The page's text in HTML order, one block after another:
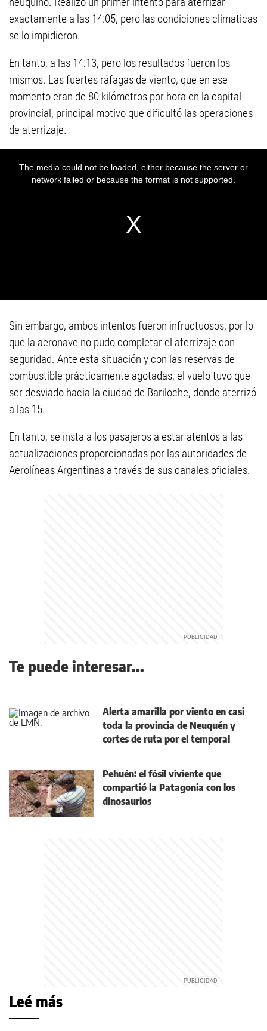
exactamente a las 14:05, pero las condiciones climaticas
se lo impidieron.
En tanto, a las 14:13, pero los resultados fueron los
mismos. Las fuertes ráfagas de viento, que en ese
momento eran de 80 kilómetros por hora en la capital
provincial, principal motivo que dificultó las operaciones
de aterrizaje.
Sin embargo, ambos intentos fueron infructuosos, por lo
que la aeronave no pudo completar el aterrizaje con
seguridad. Ante esta situación y con las reservas de
combustible prácticamente agotadas, el vuelo tuvo que
ser desviado hacia la ciudad de Bariloche, donde aterrizó
a las 15.
En tanto, se insta a los pasajeros a estar atentos a las
actualizaciones proporcionadas por las autoridades de
Aerolíneas Argentinas a través de sus canales oficiales.
Te puede interesar...
Alerta amarilla por viento en casi
toda la provincia de Neuquén y
cortes de ruta por el temporal
Pehuén: el fósil viviente que
compartió la Patagonia con los
dinosaurios
Leé más